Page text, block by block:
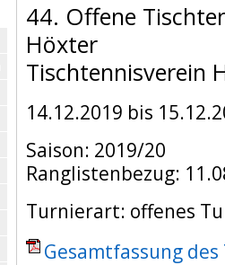
44. Offene
Höxter
Tischtennisverein
14.12.2019 bis
Saison: 2019/20
Ranglistenbezug:
Turnierart: offenes
Gesamtfassung